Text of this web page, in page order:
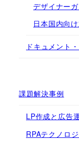
デザイナー
日本国内向
ドキュメント
課題解決事例
LP作成と広告
RPAテクノロ